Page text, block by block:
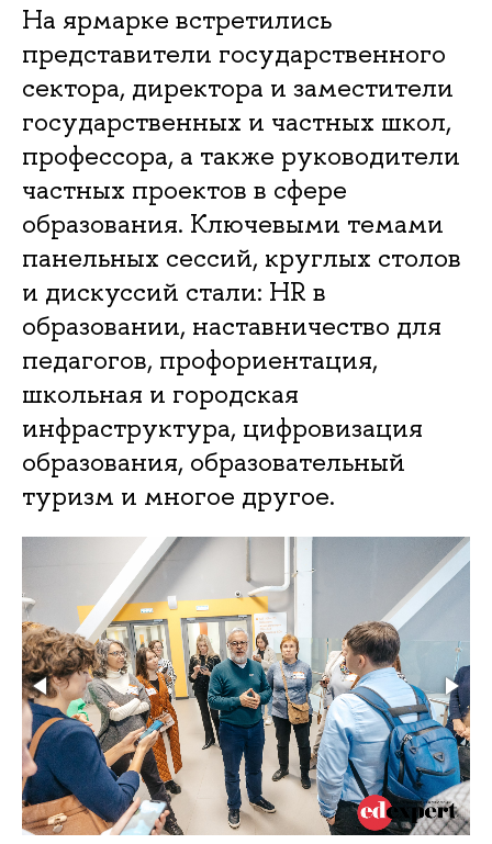
На ярмарке встретились
представители государственного
сектора, директора и заместители
государственных и частных школ,
профессора, а также руководители
частных проектов в сфере
образования. Ключевыми темами
панельных сессий, круглых столов
и дискуссий стали: HR в
образовании, наставничество для
педагогов, профориентация,
школьная и городская
инфраструктура, цифровизация
образования, образовательный
туризм и многое другое.